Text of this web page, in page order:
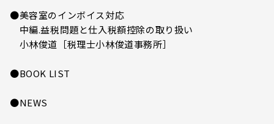
●美容室のインボイス対応
中編.益税問題と仕入税額控除の取り扱い
小林俊道［税理士小林俊道事務所］
●BOOK LIST
●NEWS